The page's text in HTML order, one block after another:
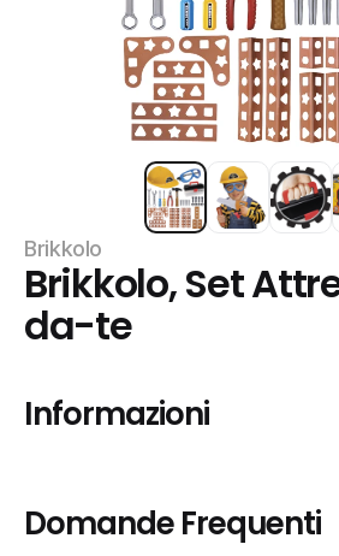
Brikkolo
Brikkolo, Set
da-te
Informazioni
Domande Frequenti